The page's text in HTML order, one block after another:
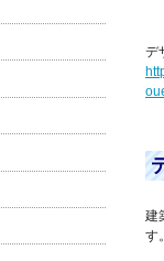
デ
建
す